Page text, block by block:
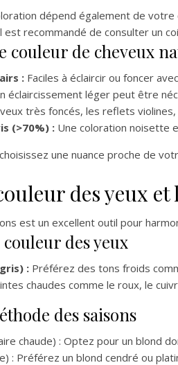
dépend également de votre
est recommandé de consulter un
couleur de cheveux
: Faciles à éclaircir ou foncer
éclaircissement léger peut être
très foncés, les reflets
(>70%) : Une coloration noisette
une nuance proche de
des yeux
est un excellent outil pour
des yeux
: Préférez des tons froids
chaudes comme le roux, le
des saisons
chaude) : Optez pour un blond
: Préférez un blond cendré ou